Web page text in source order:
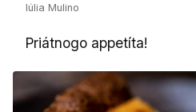
Iúlia Mulino
Priátnogo appetíta!